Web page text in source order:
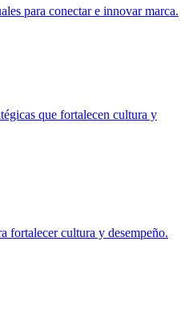
para conectar e innovar marca.
que fortalecen cultura y
fortalecer cultura y desempeño.